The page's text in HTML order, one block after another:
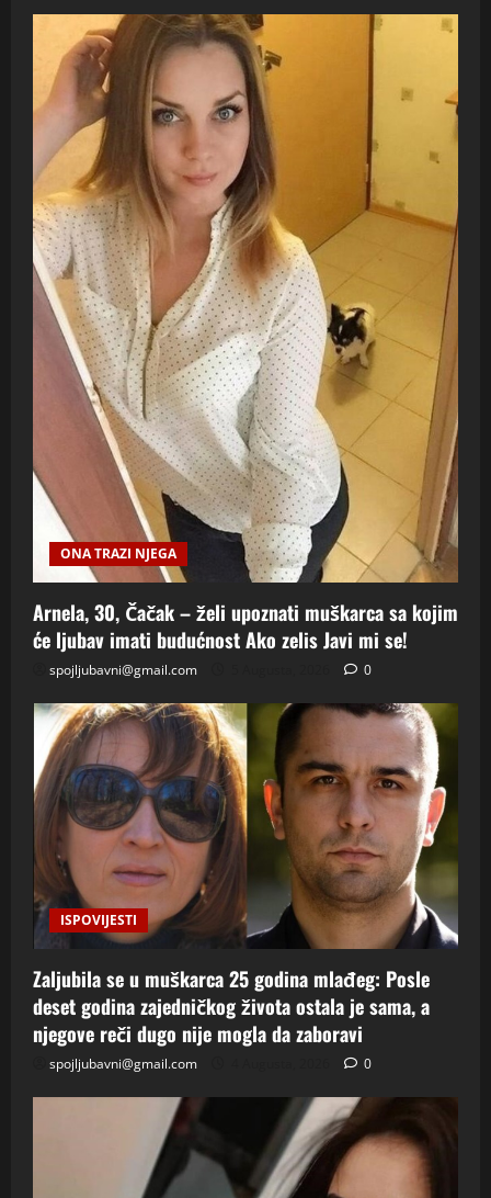
ONA TRAZI NJEGA
Arnela, 30, Čačak – želi upoznati muškarca sa kojim
će ljubav imati budućnost Ako zelis Javi mi se!
spojljubavni@gmail.com 0
ISPOVIJESTI
Zaljubila se u muškarca 25 godina mlađeg: Posle
deset godina zajedničkog života ostala je sama, a
njegove reči dugo nije mogla da zaboravi
spojljubavni@gmail.com 0